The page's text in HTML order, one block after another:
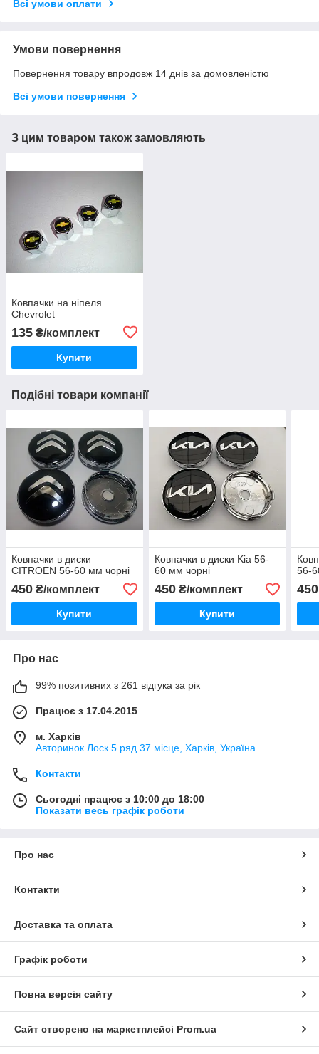
Всі умови оплати
Умови повернення
Повернення товару впродовж 14 днів за домовленістю
Всі умови повернення
З цим товаром також замовляють
Ковпачки на ніпеля
Chevrolet
135 ₴/комплект
Купити
Подібні товари компанії
Ковпачки в диски
CITROEN 56-60 мм чорні
450 ₴/комплект
Купити
Ковпачки в диски Kia 56-
60 мм чорні
450₴/комплект
Купити
56-
450
Про нас
99% позитивних з 261 відгука за рік
Працює з 17.04.2015
м. Харків
Авторинок Лоск 5 ряд 37 місце, Харків, Україна
Контакти
Сьогодні працює з 10:00 до 18:00
Показати весь графік роботи
Про нас
Контакти
Доставка та оплата
Графік роботи
Повна версія сайту
Сайт створено на маркетплейсі Prom.ua